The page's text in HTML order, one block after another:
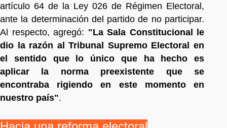
artículo 64 de la Ley 026 de Régimen Electoral,
ante la determinación del partido de no participar.
Al respecto, agregó: "La Sala Constitucional le
dio la razón al Tribunal Supremo Electoral en
el sentido que lo único que ha hecho es
aplicar la norma preexistente que se
encontraba rigiendo en este momento en
nuestro país".